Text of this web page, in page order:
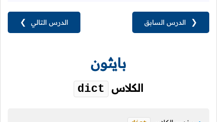
الدرس التالي ❯ ❮ الدرس السابق
بايثون
الكلاس dict